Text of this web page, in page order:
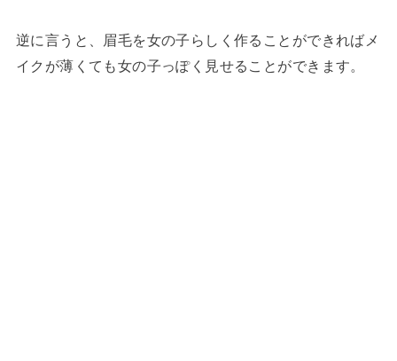
逆に言うと、眉毛を女の子らしく作ることができればメ
イクが薄くても女の子っぽく見せることができます。